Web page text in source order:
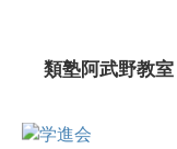
類塾阿武野教室